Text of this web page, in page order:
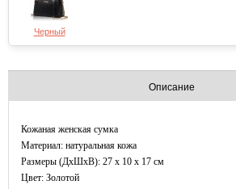
Черный
Описание
Кожаная женская сумка
Материал: натуральная кожа
Размеры (ДxШхВ): 27 x 10 x 17 см
Цвет: Золотой